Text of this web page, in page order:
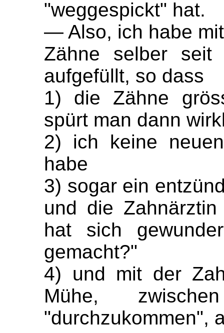
"weggespickt" hat.
— Also, ich habe
Zähne selber
aufgefüllt, so dass
1) die Zähne
spürt man dann
2) ich keine
habe
3) sogar ein
und die
hat sich
gemacht?"
4) und mit der
Mühe,
"durchzukommen",